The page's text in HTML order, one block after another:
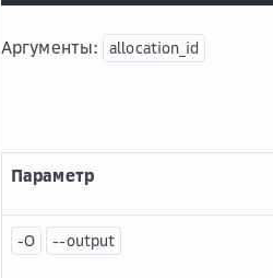
Аргументы: allocation_id
Параметр
-O --output